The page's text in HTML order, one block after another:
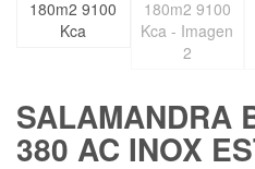
SALAMANDRA
380 AC INOX